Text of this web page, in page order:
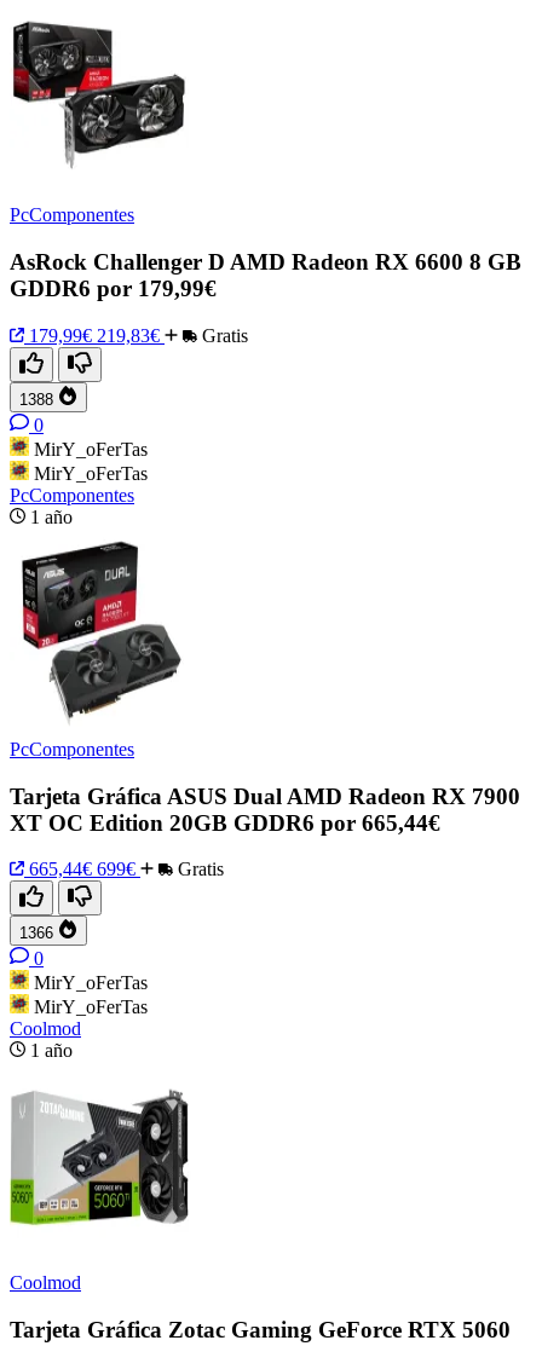
PcComponentes
AsRock Challenger D AMD Radeon RX 6600 8 GB
GDDR6 por 179,99€
179,99€ 219,83€ Gratis
1388
0
MirY_oFerTas
MirY_oFerTas
PcComponentes
1 año
PcComponentes
Tarjeta Gráfica ASUS Dual AMD Radeon RX 7900
XT OC Edition 20GB GDDR6 por 665,44€
665,44€ 699€ Gratis
1366
0
MirY_oFerTas
MirY_oFerTas
Coolmod
1 año
Coolmod
Tarjeta Gráfica Zotac Gaming GeForce RTX 5060